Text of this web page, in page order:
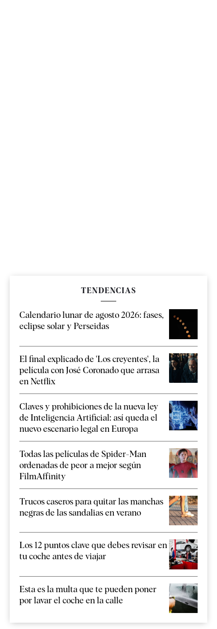
TENDENCIAS
Calendario lunar de agosto 2026: fases,
eclipse solar y Perseidas
El final explicado de 'Los creyentes', la
película con José Coronado que arrasa
en Netflix
Claves y prohibiciones de la nueva ley
de Inteligencia Artificial: así queda el
nuevo escenario legal en Europa
Todas las películas de Spider-Man
ordenadas de peor a mejor según
FilmAffinity
Trucos caseros para quitar las manchas
negras de las sandalias en verano
Los 12 puntos clave que debes revisar en
tu coche antes de viajar
Esta es la multa que te pueden poner
por lavar el coche en la calle